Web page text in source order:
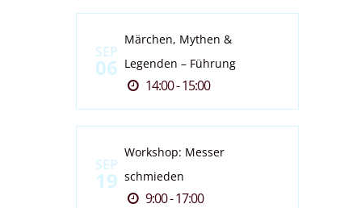
SEP
06
Märchen, Mythen &
Legenden – Führung
14:00 - 15:00
SEP
19
Workshop: Messer
schmieden
9:00 - 17:00